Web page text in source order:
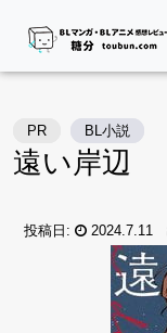
PR BL小説
遠い岸辺
投稿日: 2024.7.11